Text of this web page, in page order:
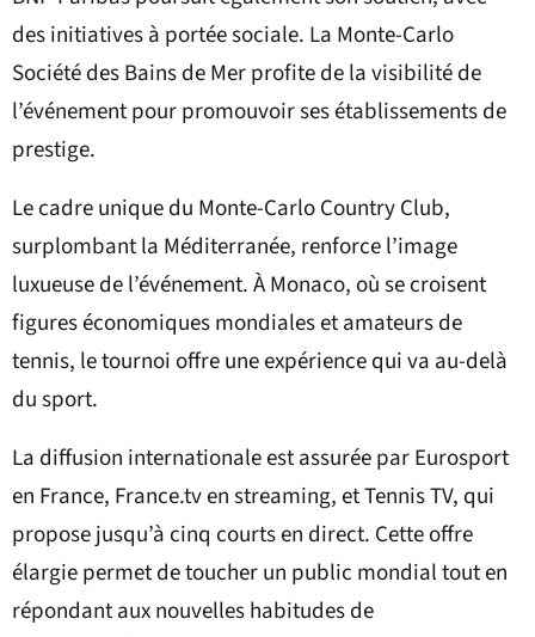
des initiatives à portée sociale. La Monte-Carlo
Société des Bains de Mer profite de la visibilité de
l’événement pour promouvoir ses établissements de
prestige.
Le cadre unique du Monte-Carlo Country Club,
surplombant la Méditerranée, renforce l’image
luxueuse de l’événement. À Monaco, où se croisent
figures économiques mondiales et amateurs de
tennis, le tournoi offre une expérience qui va au-delà
du sport.
La diffusion internationale est assurée par Eurosport
en France, France.tv en streaming, et Tennis TV, qui
propose jusqu’à cinq courts en direct. Cette offre
élargie permet de toucher un public mondial tout en
répondant aux nouvelles habitudes de